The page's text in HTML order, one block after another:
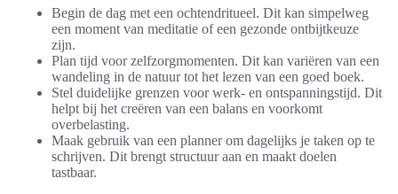
Begin de dag met een ochtendritueel. Dit kan simpelweg
een moment van meditatie of een gezonde ontbijtkeuze
zijn.
Plan tijd voor zelfzorgmomenten. Dit kan variëren van een
wandeling in de natuur tot het lezen van een goed boek.
Stel duidelijke grenzen voor werk- en ontspanningstijd. Dit
helpt bij het creëren van een balans en voorkomt
overbelasting.
Maak gebruik van een planner om dagelijks je taken op te
schrijven. Dit brengt structuur aan en maakt doelen
tastbaar.